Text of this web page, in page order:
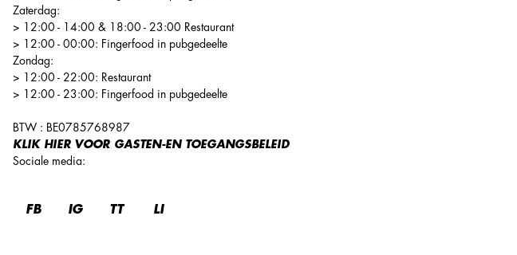
Zaterdag:
> 12:00 - 14:00 & 18:00 - 23:00 Restaurant
> 12:00 - 00:00: Fingerfood in pubgedeelte
Zondag:
> 12:00 - 22:00: Restaurant
> 12:00 - 23:00: Fingerfood in pubgedeelte
BTW : BE0785768987
KLIK HIER VOOR GASTEN-EN TOEGANGSBELEID
Sociale media:
FB IG TT LI